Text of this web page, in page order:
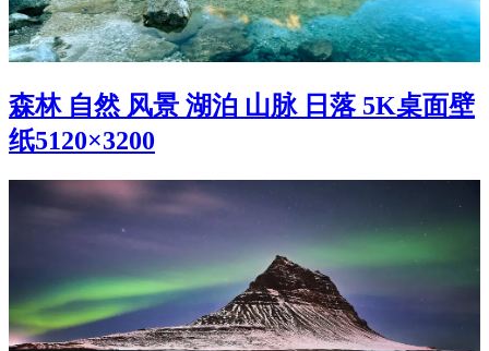
森林 自然 风景 湖泊 山脉 日落 5K桌面壁
纸5120×3200